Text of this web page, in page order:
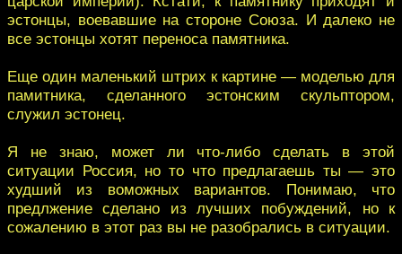
эстонцы, воевавшие на стороне Союза. И далеко не
все эстонцы хотят переноса памятника.
Еще один маленький штрих к картине — моделью для
памитника, сделанного эстонским скульптором,
служил эстонец.
Я не знаю, может ли что-либо сделать в этой
ситуации Россия, но то что предлагаешь ты — это
худший из воможных вариантов. Понимаю, что
предлжение сделано из лучших побуждений, но к
сожалению в этот раз вы не разобрались в ситуации.